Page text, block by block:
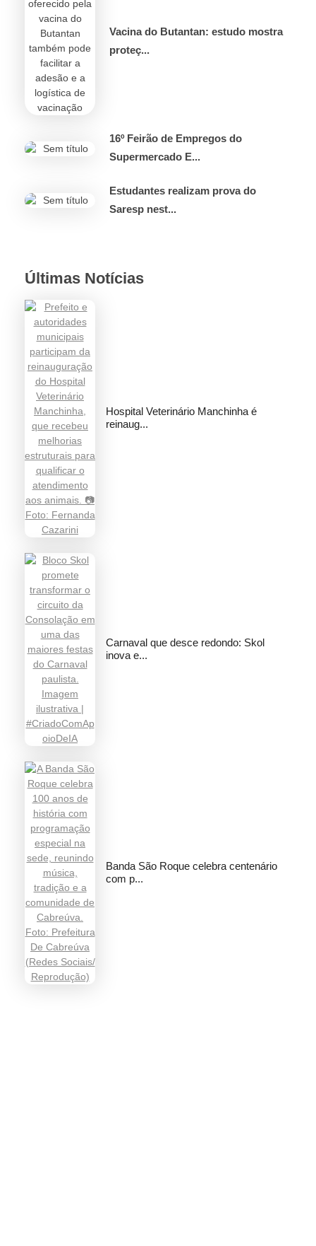
Vacina do Butantan: estudo mostra
proteç...
16º Feirão de Empregos do
Supermercado E...
Estudantes realizam prova do
Saresp nest...
Últimas Notícias
Hospital Veterinário Manchinha é
reinaug...
Carnaval que desce redondo: Skol
inova e...
Banda São Roque celebra centenário
com p...